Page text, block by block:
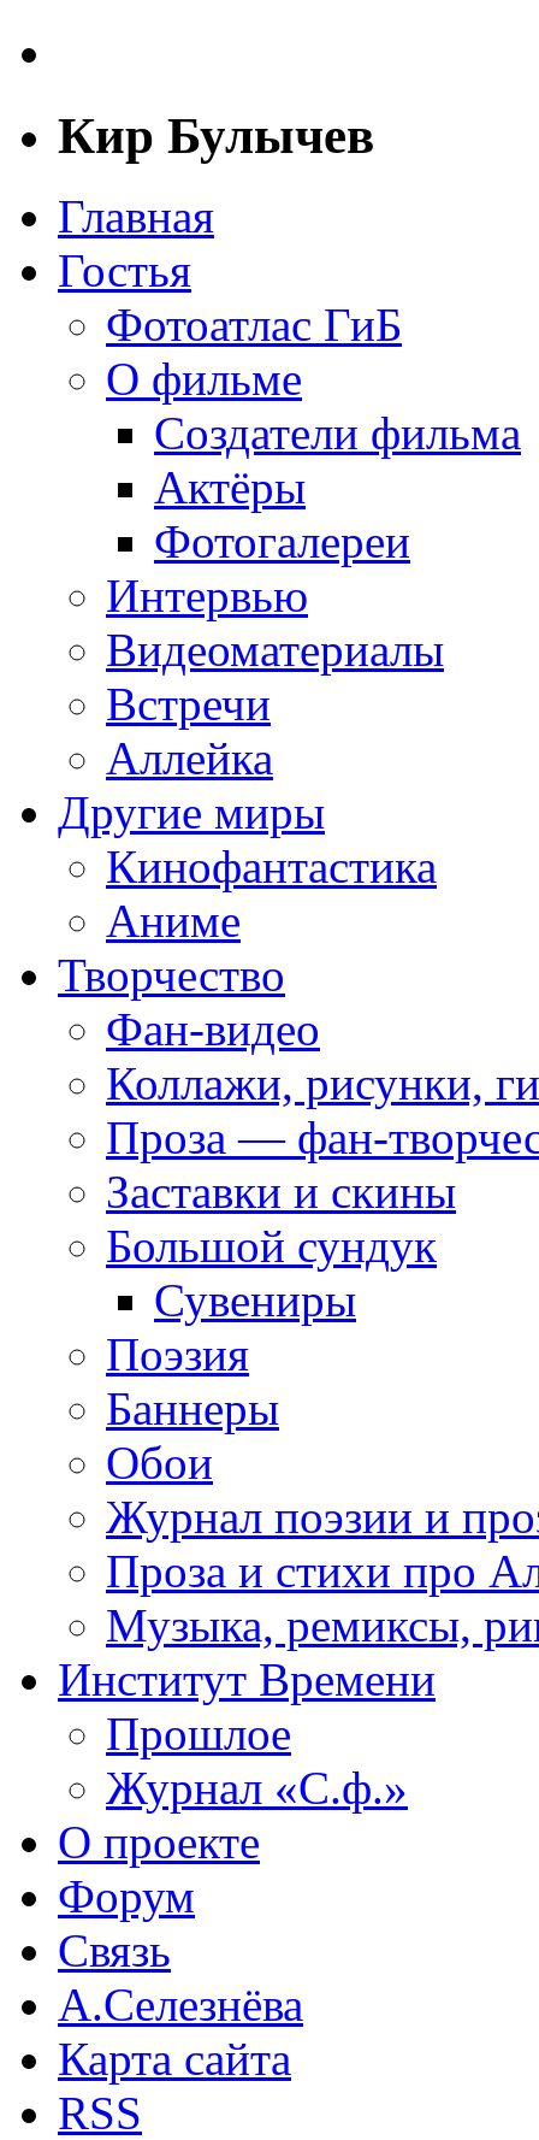
Кир Булычев
Главная
Гостья
Фотоатлас ГиБ
О фильме
Создатели фильма
Актёры
Фотогалереи
Интервью
Видеоматериалы
Встречи
Аллейка
Другие миры
Кинофантастика
Аниме
Творчество
Фан-видео
Коллажи, рисунки,
Проза — фан-
Заставки и скины
Большой сундук
Сувениры
Поэзия
Баннеры
Обои
Журнал поэзии и
Проза и стихи про
Музыка, ремиксы,
Институт Времени
Прошлое
Журнал «С.ф.»
О проекте
Форум
Связь
А.Селезнёва
Карта сайта
RSS